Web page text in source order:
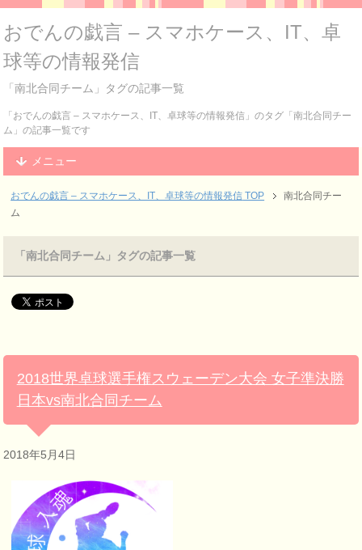
おでんの戯言 – スマホケース、IT、卓
球等の情報発信
「南北合同チーム」タグの記事一覧
「おでんの戯言 – スマホケース、IT、卓球等の情報発信」のタグ「南北合同チー
ム」の記事一覧です
メニュー
おでんの戯言 – スマホケース、IT、卓球等の情報発信 TOP
南北合同チー
ム
「南北合同チーム」タグの記事一覧
2018世界卓球選手権スウェーデン大会 女子準決勝
日本vs南北合同チーム
2018年5月4日